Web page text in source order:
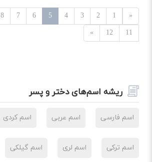
«
1
2
3
4
5
6
7
8
11
12
»
ریشه اسم‌های دختر و پسر
اسم فارسی اسم عربی اسم کردی
اسم ترکی اسم لری اسم گیلکی